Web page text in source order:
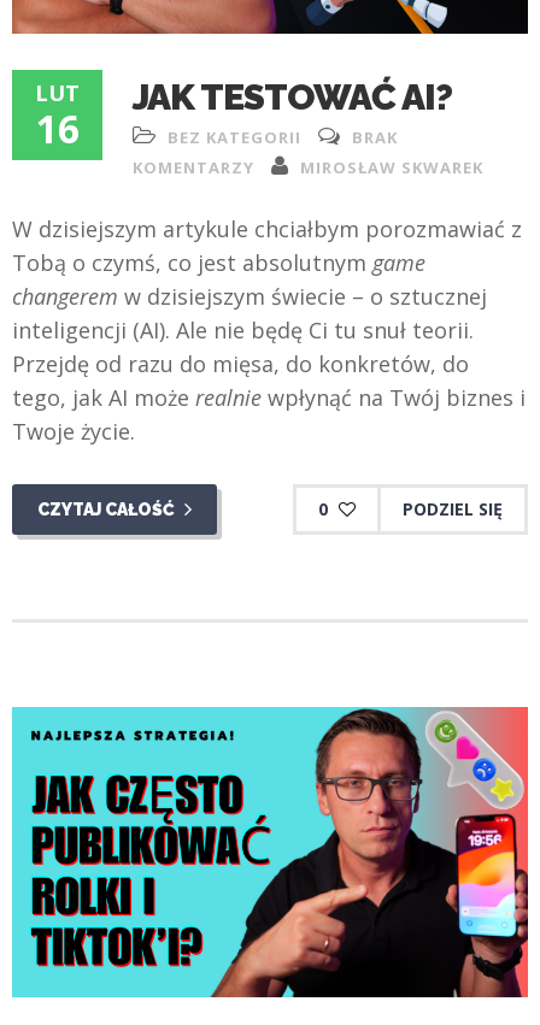
LUT
16
JAK TESTOWAĆ AI?
BEZ KATEGORII
BRAK
KOMENTARZY
MIROSŁAW SKWAREK
W dzisiejszym artykule chciałbym porozmawiać z
Tobą o czymś, co jest absolutnym game
changerem w dzisiejszym świecie – o sztucznej
inteligencji (AI). Ale nie będę Ci tu snuł teorii.
Przejdę od razu do mięsa, do konkretów, do
tego, jak AI może realnie wpłynąć na Twój biznes i
Twoje życie.
CZYTAJ CAŁOŚĆ 0 PODZIEL SIĘ